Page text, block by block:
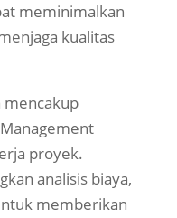
meminimalkan
kualitas
mencakup
proyek.
analisis biaya,
memberikan